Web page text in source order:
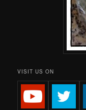
VISIT US ON